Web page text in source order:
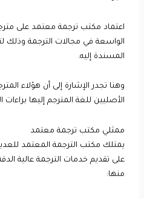
اعتماد مكتب ترجمة معتمد على
الواسعة في مجالات الترجمة وذلك
المسندة إليه.
وهنا تجدر الإشارة إلى أن هؤلاء
الأصليين للغة المترجم إليها براءات
ممثلي مكتب ترجمة معتمد
يمتلك مكتب الترجمة المعتمد
على تقديم خدمات الترجمة عالية
منها: